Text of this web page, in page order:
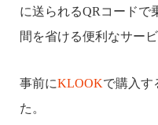
に送られるQRコードで
間を省ける便利なサービ
事前にKLOOKで購入す
た。